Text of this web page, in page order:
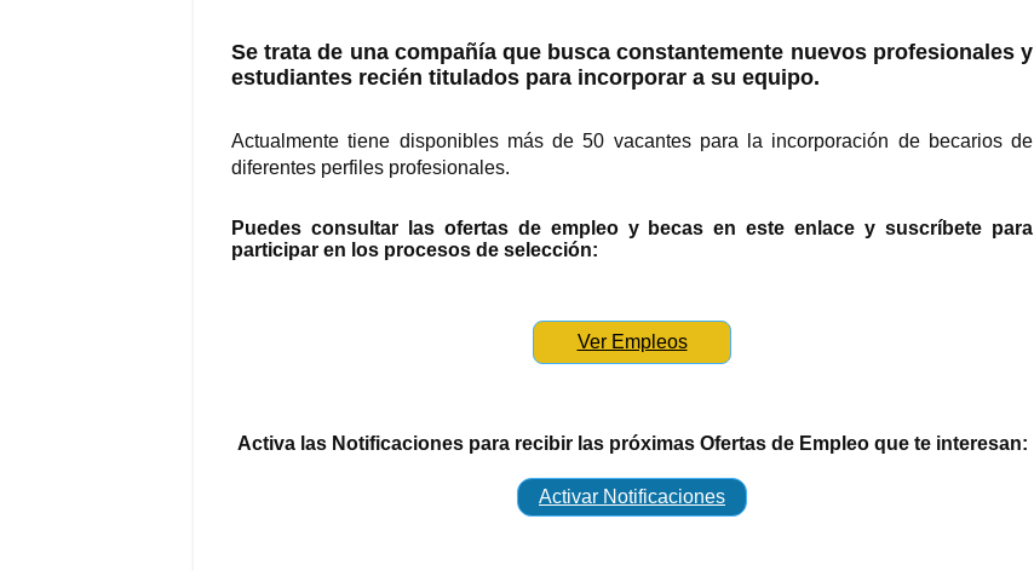
Se trata de una compañía que busca constantemente nuevos profesionales y
estudiantes recién titulados para incorporar a su equipo.
Actualmente tiene disponibles más de 50 vacantes para la incorporación de becarios de
diferentes perfiles profesionales.
Puedes consultar las ofertas de empleo y becas en este enlace y suscríbete para
participar en los procesos de selección:
Ver Empleos
Activa las Notificaciones para recibir las próximas Ofertas de Empleo que te interesan:
Activar Notificaciones